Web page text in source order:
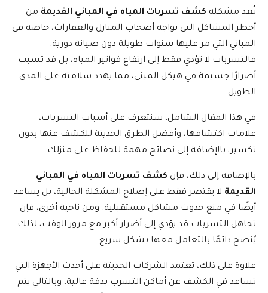
تُعد مشكلة كشف تسربات المياه في المباني القديمة من
أخطر المشاكل التي تواجه أصحاب المنازل والعقارات، خاصة في
المباني التي مر عليها سنوات طويلة دون صيانة دورية.
فالتسربات لا تؤدي فقط إلى ارتفاع فواتير المياه، بل قد تسبب
أضرارًا جسيمة في هيكل المبنى، مما يهدد سلامته على المدى
الطويل.
في هذا المقال الشامل، سنتعرف على أسباب التسربات،
علامات اكتشافها، وأفضل الطرق الحديثة للكشف عنها بدون
تكسير، بالإضافة إلى نصائح مهمة للحفاظ على منزلك.
بالإضافة إلى ذلك، فإن كشف تسربات المياه في المباني
القديمة لا يقتصر فقط على إصلاح المشكلة الحالية، بل يساعد
أيضًا في منع حدوث مشاكل مستقبلية. ومن ناحية أخرى، فإن
تجاهل التسربات قد يؤدي إلى أضرار أكبر مع مرور الوقت، لذلك
يُنصح دائمًا بالتعامل معها بشكل سريع.
علاوة على ذلك، تعتمد الشركات الحديثة على أحدث الأجهزة التي
تساعد في الكشف عن أماكن التسرب بدقة عالية، وبالتالي يتم